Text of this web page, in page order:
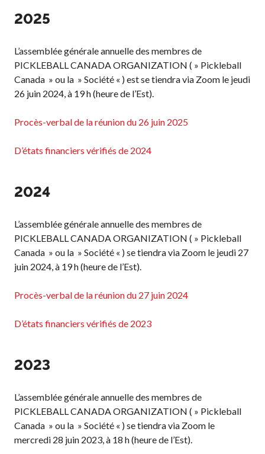
Règles de base
long terme du joueur
Endroits où jouer
Programme de
entraîneurs
de Pickleball Canada
Candidature à un
tournoi sanctionné
Calendrier des
événements
2025
L’assemblée générale annuelle des membres de
PICKLEBALL CANADA ORGANIZATION ( » Pickleball
Canada » ou la » Société « ) est se tiendra via Zoom le jeudi
26 juin 2024, à 19 h (heure de l’Est).
Procès-verbal de la réunion du 26 juin 2025
D’états financiers vérifiés de 2024
2024
L’assemblée générale annuelle des membres de
PICKLEBALL CANADA ORGANIZATION ( » Pickleball
Canada » ou la » Société « ) se tiendra via Zoom le jeudi 27
juin 2024, à 19 h (heure de l’Est).
Procès-verbal de la réunion du 27 juin 2024
D’états financiers vérifiés de 2023
2023
L’assemblée générale annuelle des membres de
PICKLEBALL CANADA ORGANIZATION ( » Pickleball
Canada » ou la » Société « ) se tiendra via Zoom le
mercredi 28 juin 2023, à 18 h (heure de l’Est).